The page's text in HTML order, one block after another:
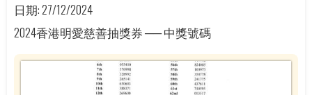
日期:27/12/2024
2024香港明愛慈善抽獎券 ── 中獎號碼